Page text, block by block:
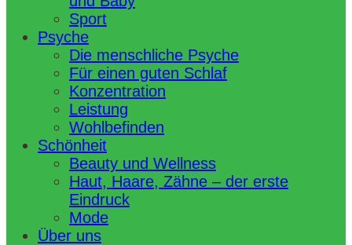
Sport
Psyche
Die menschliche Psyche
Für einen guten Schlaf
Konzentration
Leistung
Wohlbefinden
Schönheit
Beauty und Wellness
Haut, Haare, Zähne – der erste
Eindruck
Mode
Über uns